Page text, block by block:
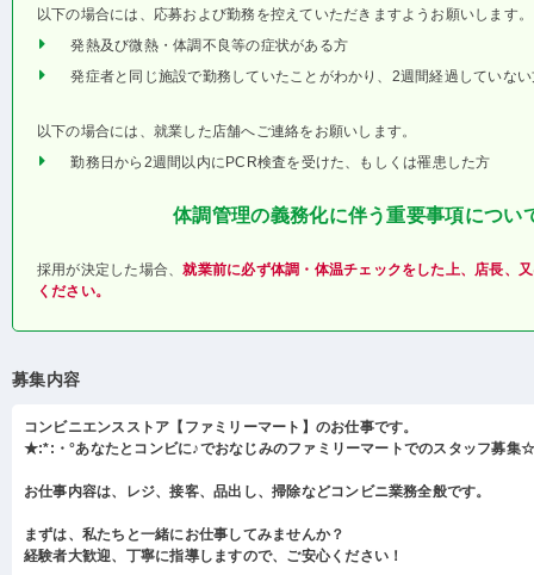
以下の場合には、応募および勤務を控えていただきますようお願いします。
発熱及び微熱・体調不良等の症状がある方
発症者と同じ施設で勤務していたことがわかり、2週間経過していな
以下の場合には、就業した店舗へご連絡をお願いします。
勤務日から2週間以内にPCR検査を受けた、もしくは罹患した方
体調管理の義務化に伴う重要事項につい
採用が決定した場合、就業前に必ず体調・体温チェックをした上、店長、
ください。
募集内容
コンビニエンスストア【ファミリーマート】のお仕事です。
★:*:・°あなたとコンビに♪でおなじみのファミリーマートでのスタッフ募集
お仕事内容は、レジ、接客、品出し、掃除などコンビニ業務全般です。
まずは、私たちと一緒にお仕事してみませんか？
経験者大歓迎、丁寧に指導しますので、ご安心ください！